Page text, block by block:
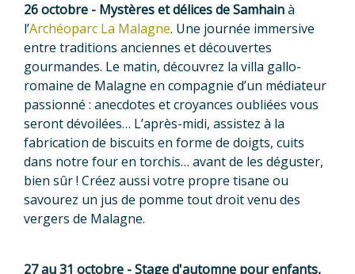
26 octobre - Mystères et délices de Samhainà
l’Archéoparc La Malagne. Une journée immersive
entre traditions anciennes et découvertes
gourmandes. Le matin, découvrez la villa gallo-
romaine de Malagne en compagnie d’un médiateur
passionné : anecdotes et croyances oubliées vous
seront dévoilées… L’après-midi, assistez à la
fabrication de biscuits en forme de doigts, cuits
dans notre four en torchis… avant de les déguster,
bien sûr ! Créez aussi votre propre tisane ou
savourez un jus de pomme tout droit venu des
vergers de Malagne.
27 au 31 octobre - Stage d'automne pour enfants,